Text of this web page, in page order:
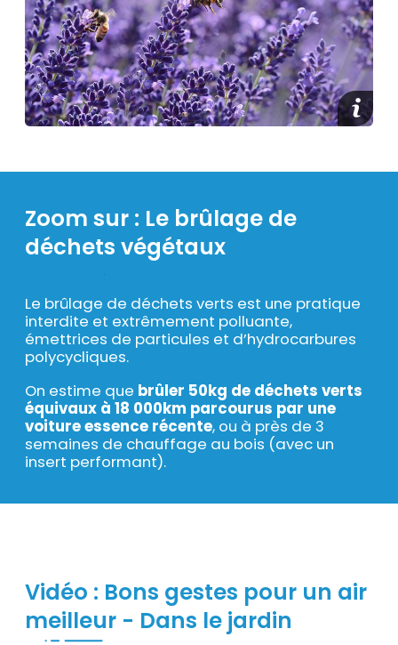
Texte
Zoom sur : Le brûlage de
déchets végétaux
Le brûlage de déchets verts est une pratique
interdite et extrêmement polluante,
émettrices de particules et d’hydrocarbures
polycycliques.
On estime que brûler 50kg de déchets verts
équivaux à 18 000km parcourus par une
voiture essence récente, ou à près de 3
semaines de chauffage au bois (avec un
insert performant).
Vidéo : Bons gestes pour un air
meilleur - Dans le jardin